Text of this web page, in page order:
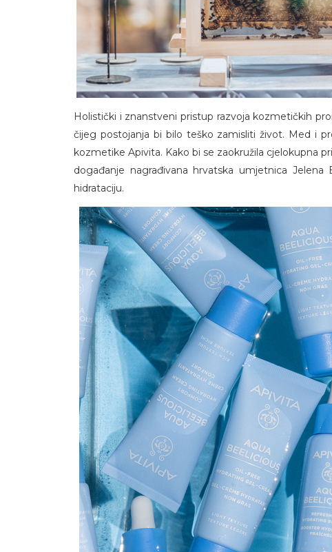
Holistički i znanstveni pristup razvoja kozmetičkih
čijeg postojanja bi bilo teško zamisliti život. Med i
kozmetike Apivita. Kako bi se zaokružila cjelokupna
događanje nagrađivana hrvatska umjetnica
hidrataciju.